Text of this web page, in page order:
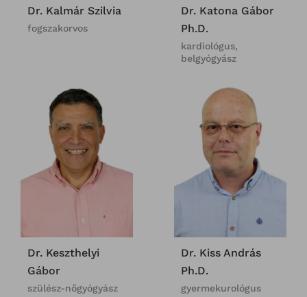
Dr. Kalmár Szilvia
fogszakorvos
Dr. Katona Gábor
Ph.D.
kardiológus,
belgyógyász
Dr. Keszthelyi
Gábor
szülész-nőgyógyász
Dr. Kiss András
Ph.D.
gyermekurológus